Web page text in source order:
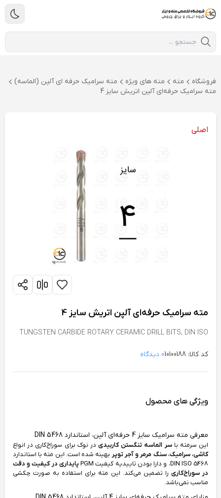
فروشگاه مته مته های ویژه
مته سرامیک حرفه ای آلپن (الماسه)
مته سرامیک حرفه‌ای آلپن اتریش سایز 4
اصلی
مته سرامیک حرفه‌ای آلپن اتریش سایز 4
TUNGSTEN CARBIDE ROTARY CERAMIC DRILL BITS, DIN ISO
کد کالا: 10100188
0 دیدگاه
ویژگی های محصول
معرفی مته سرامیک سایز 4 حرفه‌ای آلپن، استاندارد DIN 5468
این سرمته‌ باسر الماسه تنگستن کاربیدی در نوک برای سوراخ‌کاری در انواع
کاشی، سرامیک، سنگ‌ مرمر و آجر توپر بهینه شده است. این مته با استاندارد
DIN ISO 5468، و دارا بودن تاییدیه کیفیت PGM
پایداری در کیفیت و دقت
در سوراخ‌کاری را تضمین می‌کند. این مته برای استفاده به صورت چکشی
مناسب نمی‌باشد.